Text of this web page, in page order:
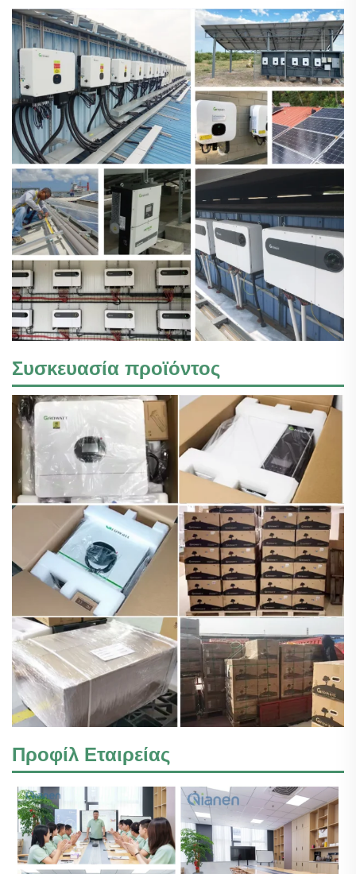
Συσκευασία προϊόντος
Προφίλ Εταιρείας